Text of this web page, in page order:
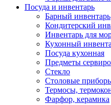
Посуда и инвентарь
Барный инвентарь
Кондитерский
Инвентарь для
Кухонный
Посуда кухонная
Предметы
Стекло
Столовые
Термосы,
Фарфор, керамика